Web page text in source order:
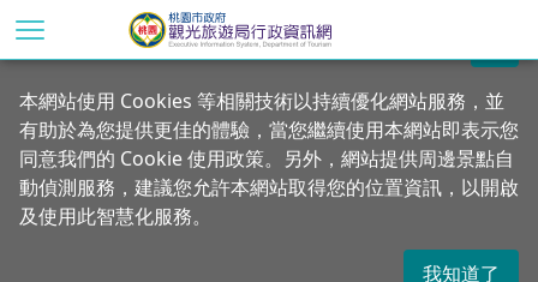
到
首頁 本局簡介
組織架構
關閉
本網站使用 Cookies 等相關技術以持續優化網站服務，並
有助於為您提供更佳的體驗，當您繼續使用本網站即表示您
同意我們的 Cookie 使用政策。另外，網站提供周邊景點自
動偵測服務，建議您允許本網站取得您的位置資訊，以開啟
及使用此智慧化服務。
我知道了